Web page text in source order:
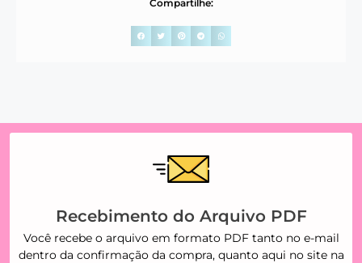
Compartilhe:
Recebimento do Arquivo PDF
Você recebe o arquivo em formato PDF tanto no e-mail
dentro da confirmação da compra, quanto aqui no site na